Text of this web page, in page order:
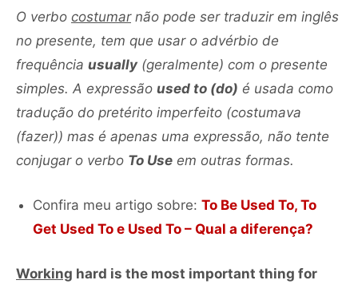
O verbo costumarnão pode ser traduzir em inglês
no presente, tem que usar o advérbio de
frequência usually (geralmente) com o presente
simples. A expressão used to (do) é usada como
tradução do pretérito imperfeito (costumava
(fazer)) mas é apenas uma expressão, não tente
conjugar o verbo To Use em outras formas.
Confira meu artigo sobre: To Be Used To, To
Get Used To e Used To – Qual a diferença?
Working hard is the most important thing for